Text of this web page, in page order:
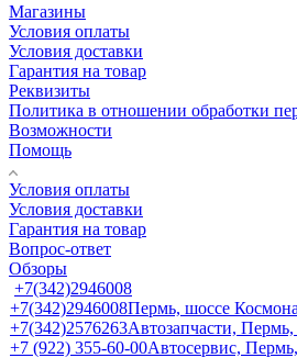
Магазины
Условия оплаты
Условия доставки
Гарантия на товар
Реквизиты
Политика в отношении обработки
Возможности
Помощь
Условия оплаты
Условия доставки
Гарантия на товар
Вопрос-ответ
Обзоры
+7(342)2946008
+7(342)2946008Пермь, шоссе
+7(342)2576263Автозапчасти,
+7 (922) 355-60-00Автосервис,